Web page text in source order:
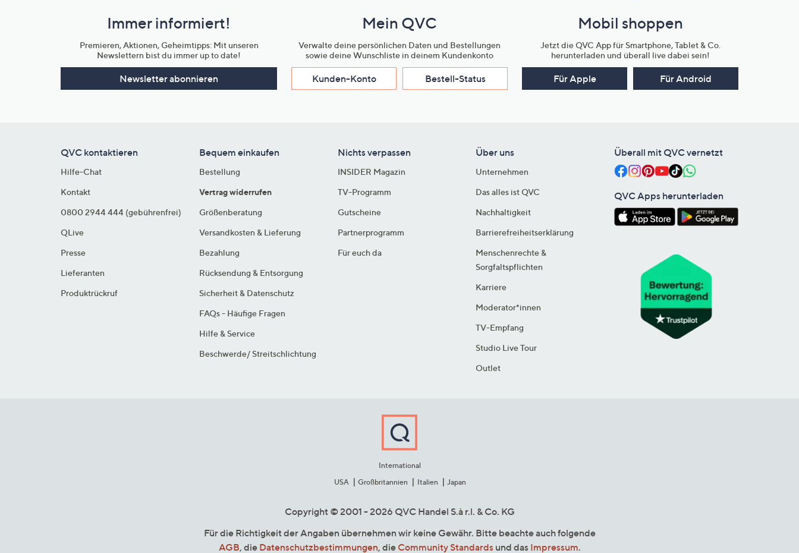
Unternehmensinformationen
Immer informiert!
Premieren, Aktionen, Geheimtipps: Mit unseren
Newslettern bist du immer up to date!
Newsletter abonnieren
Mein QVC
Verwalte deine persönlichen Daten und Bestellungen
sowie deine Wunschliste in deinem Kundenkonto
Kunden-Konto Bestell-Status
Mobil shoppen
Jetzt die QVC App für Smartphone, Tablet & Co.
herunterladen und überall live dabei sein!
Für Apple Für Android
QVC kontaktieren
Hilfe-Chat
Kontakt
0800 2944 444 (gebührenfrei)
QLive
Presse
Lieferanten
Produktrückruf
Bequem einkaufen
Bestellung
Vertrag widerrufen
Größenberatung
Versandkosten & Lieferung
Bezahlung
Rücksendung & Entsorgung
Sicherheit & Datenschutz
FAQs - Häufige Fragen
Hilfe & Service
Beschwerde/ Streitschlichtung
Nichts verpassen
INSIDER Magazin
TV-Programm
Gutscheine
Partnerprogramm
Für euch da
Über uns
Unternehmen
Das alles ist QVC
Nachhaltigkeit
Barrierefreiheitserklärung
Menschenrechte &
Sorgfaltspflichten
Karriere
Moderator*innen
TV-Empfang
Studio Live Tour
Outlet
Überall mit QVC vernetzt
QVC Apps herunterladen
International
USA
Großbritannien Italien Japan
Copyright © 2001 - 2026 QVC Handel S.à r.l. & Co. KG
Für die Richtigkeit der Angaben übernehmen wir keine Gewähr. Bitte beachte auch folgende
AGB, die Datenschutzbestimmungen, die Community Standardsund das Impressum.